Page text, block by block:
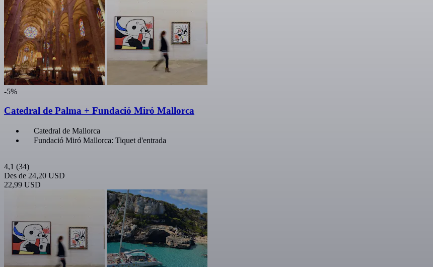
-5%
Catedral de Palma + Fundació Miró Mallorca
Catedral de Mallorca
Fundació Miró Mallorca: Tiquet d'entrada
4,1 (34)
Des de 24,20 USD
22,99 USD